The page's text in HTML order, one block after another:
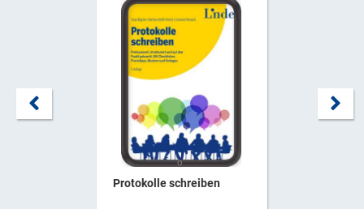
Protokolle schreiben